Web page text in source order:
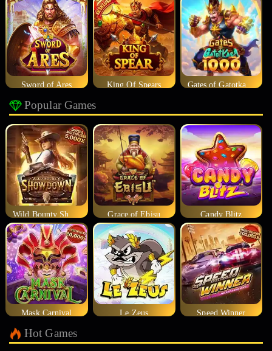
Sword of Ares King Of Spears
Popular Games
Grace of Ebisu Candy Blitz
Mask Carnival Le Zeus Speed Winner
Hot Games